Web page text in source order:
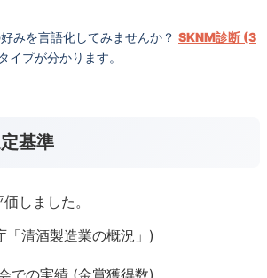
みを言語化してみませんか？ SKNM診断 (3
イプが分かります。
基準
しました。
「清酒製造業の概況」)